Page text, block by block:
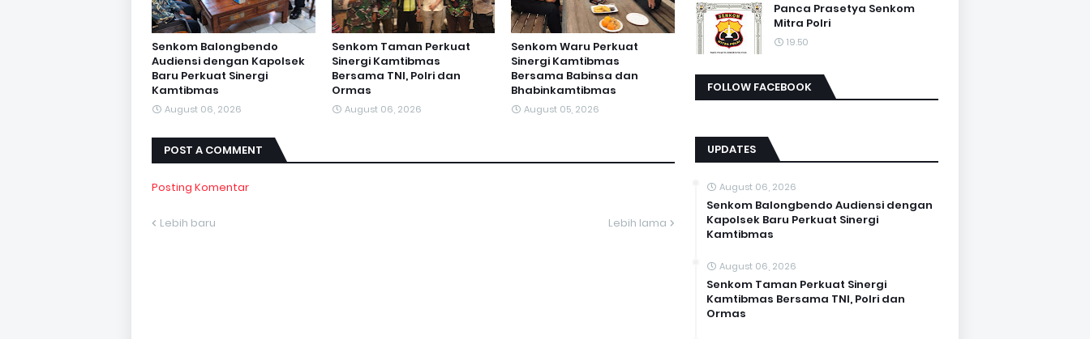
Senkom Balongbendo
Audiensi dengan Kapolsek
Baru Perkuat Sinergi
Kamtibmas
August 06, 2026
Senkom Taman Perkuat
Sinergi Kamtibmas
Bersama TNI, Polri dan
Ormas
August 06, 2026
Senkom Waru Perkuat
Sinergi Kamtibmas
Bersama Babinsa dan
Bhabinkamtibmas
August 05, 2026
POST A COMMENT
Posting Komentar
Lebih baru Lebih lama
Panca Prasetya Senkom
Mitra Polri
19.50
FOLLOW FACEBOOK
UPDATES
August 06, 2026
Senkom Balongbendo Audiensi dengan
Kapolsek Baru Perkuat Sinergi
Kamtibmas
August 06, 2026
Senkom Taman Perkuat Sinergi
Kamtibmas Bersama TNI, Polri dan
Ormas